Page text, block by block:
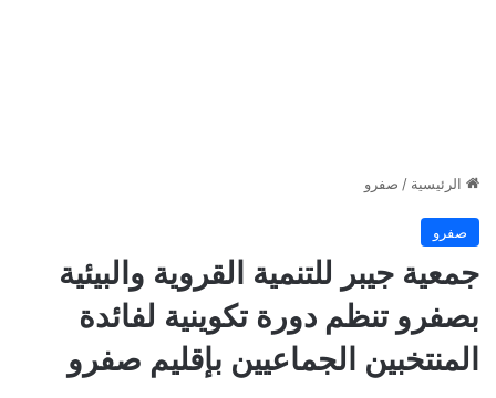
الرئيسية / صفرو
صفرو
جمعية جيبر للتنمية القروية والبيئية
بصفرو تنظم دورة تكوينية لفائدة
المنتخبين الجماعيين بإقليم صفرو